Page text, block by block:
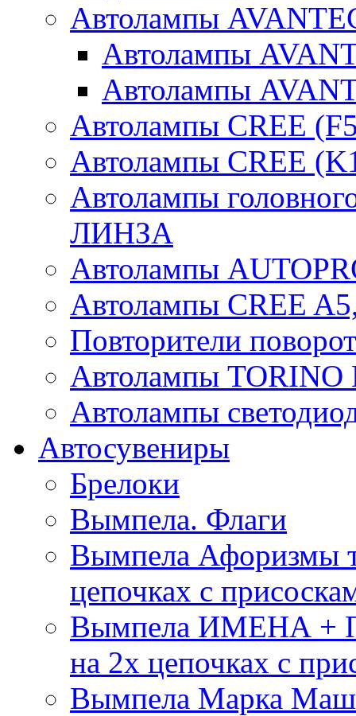
Автолампы
Автолампы
Автолампы
Автолампы CREE
Автолампы CREE
Автолампы
ЛИНЗА
Автолампы
Автолампы CREE
Повторители
Автолампы
Автолампы
Автосувениры
Брелоки
Вымпела. Флаги
Вымпела Афоризмы
цепочках с
Вымпела ИМЕНА +
на 2х цепочках с
Вымпела Марка